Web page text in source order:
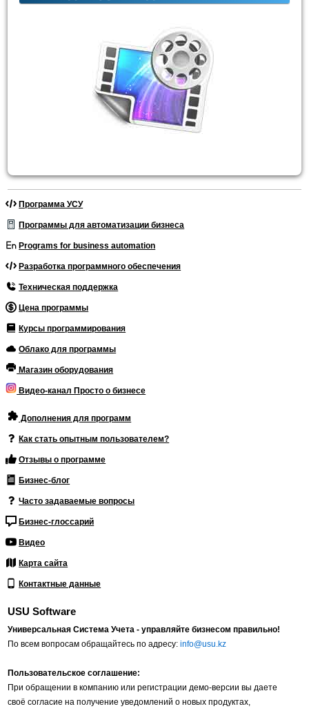
Программа УСУ
Программы для автоматизации бизнеса
Programs for business automation
Разработка программного обеспечения
Техническая поддержка
Цена программы
Курсы программирования
Облако для программы
Магазин оборудования
Видео-канал Просто о бизнесе
Дополнения для программ
Как стать опытным пользователем?
Отзывы о программе
Бизнес-блог
Часто задаваемые вопросы
Бизнес-глоссарий
Видео
Карта сайта
Контактные данные
USU Software
Универсальная Система Учета - управляйте бизнесом правильно!
По всем вопросам обращайтесь по адресу:info@usu.kz
Пользовательское соглашение:
При обращении в компанию или регистрации демо-версии вы даете
своё согласие на получение уведомлений о новых продуктах,